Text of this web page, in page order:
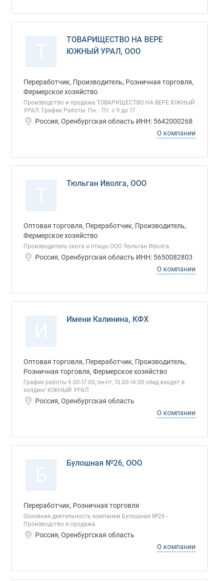
ТОВАРИЩЕСТВО НА ВЕРЕ
ЮЖНЫЙ УРАЛ, ООО
Переработчик, Производитель, Розничная торговля,
Фермерское хозяйство
Производство и продажа ТОВАРИЩЕСТВО НА ВЕРЕ ЮЖНЫЙ
УРАЛ. График Работы: Пн. - Пт. с 9 до 17
Россия, Оренбургская область ИНН: 5642000268
О компании
Тюльган Иволга, ООО
Оптовая торговля, Переработчик, Производитель,
Фермерское хозяйство
Производитель скота и птицы ООО Тюльган Иволга.
Россия, Оренбургская область ИНН: 5650082803
О компании
Имени Калинина, КФХ
Оптовая торговля, Переработчик, Производитель,
Розничная торговля, Фермерское хозяйство
График работы 9.00-17.00, пн-пт, 13.00-14.00 обед входят в
холдинг ЮЖНЫЙ УРАЛ
Россия, Оренбургская область
О компании
Булошная №26, ООО
Переработчик, Розничная торговля
Основная деятельность компании Булошная №26 -
Производство и продажа
Россия, Оренбургская область
О компании